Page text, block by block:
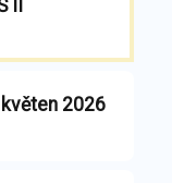
II
2026